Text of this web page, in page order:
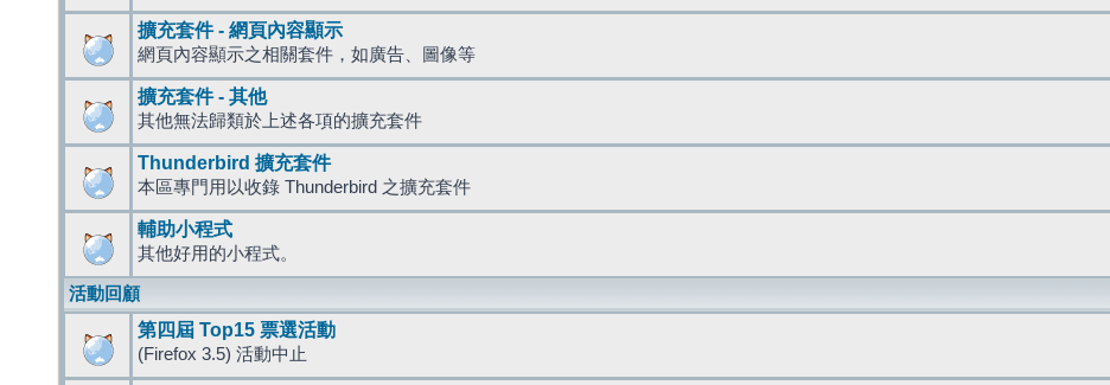
擴充套件 - 網頁內容顯示
網頁內容顯示之相關套件，如廣告、圖像等
擴充套件 - 其他
其他無法歸類於上述各項的擴充套件
Thunderbird 擴充套件
本區專門用以收錄 Thunderbird 之擴充套件
輔助小程式
其他好用的小程式。
活動回顧
第四屆 Top15 票選活動
(Firefox 3.5) 活動中止